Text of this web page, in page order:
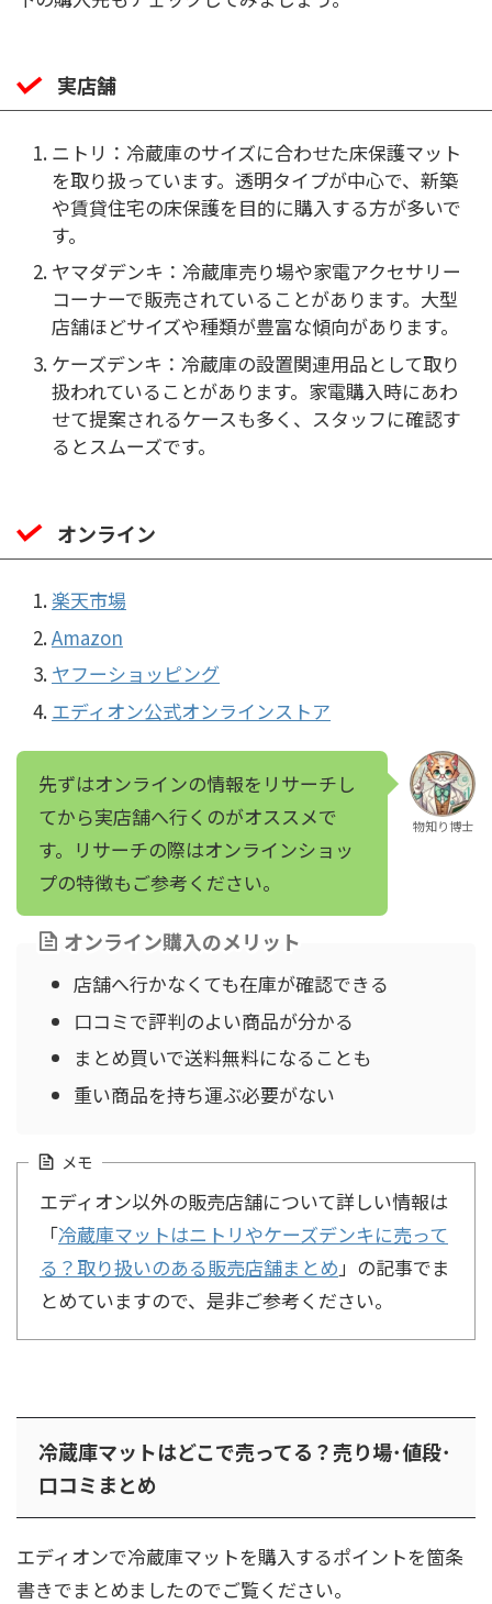
実店舗
ニトリ：冷蔵庫のサイズに合わせた床保護マット
を取り扱っています。透明タイプが中心で、新築
や賃貸住宅の床保護を目的に購入する方が多いで
す。
ヤマダデンキ：冷蔵庫売り場や家電アクセサリー
コーナーで販売されていることがあります。大型
店舗ほどサイズや種類が豊富な傾向があります。
ケーズデンキ：冷蔵庫の設置関連用品として取り
扱われていることがあります。家電購入時にあわ
せて提案されるケースも多く、スタッフに確認す
るとスムーズです。
オンライン
楽天市場
Amazon
ヤフーショッピング
エディオン公式オンラインストア
先ずはオンラインの情報をリサーチし
てから実店舗へ行くのがオススメで
す。リサーチの際はオンラインショッ
プの特徴もご参考ください。
物知り博士
オンライン購入のメリット
店舗へ行かなくても在庫が確認できる
口コミで評判のよい商品が分かる
まとめ買いで送料無料になることも
重い商品を持ち運ぶ必要がない
メモ
エディオン以外の販売店舗について詳しい情報は
「冷蔵庫マットはニトリやケーズデンキに売って
る？取り扱いのある販売店舗まとめ 」の記事でま
とめていますので、是非ご参考ください。
冷蔵庫マットはどこで売ってる？売り場･値段･
口コミまとめ
エディオンで冷蔵庫マットを購入するポイントを箇条
書きでまとめましたのでご覧ください。